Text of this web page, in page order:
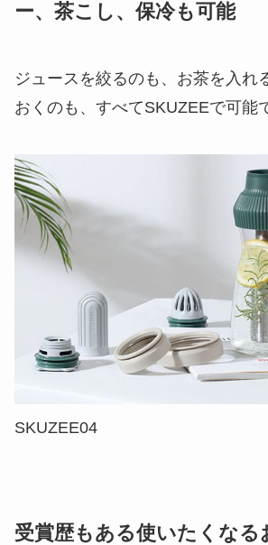
ー、茶こし、保冷も可能
ジュースを絞るのも、お茶を入れ
おくのも、すべてSKUZEEで可能
SKUZEE04
受賞歴もある使いたくなる